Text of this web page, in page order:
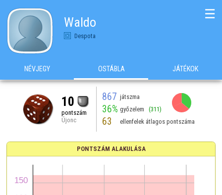
Waldo
Despota
☰
NÉVJEGY OSTÁBLA JÁTÉKOK
10
pontszám
Újonc
867 játszma
36% győzelem (311)
63 ellenfelek átlagos pontszáma
PONTSZÁM ALAKULÁSA